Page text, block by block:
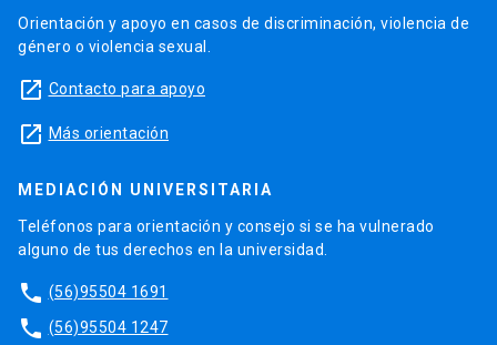
Orientación y apoyo en casos de discriminación, violencia de
género o violencia sexual.
launch Contacto para apoyo
launch Más orientación
MEDIACIÓN UNIVERSITARIA
Teléfonos para orientación y consejo si se ha vulnerado
alguno de tus derechos en la universidad.
phone (56)95504 1691
phone (56)95504 1247